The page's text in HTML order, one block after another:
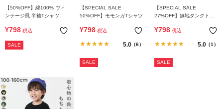
【50%OFF】綿100% ヴィ
ンテージ風 半袖Tシャツ
¥798 税込
SALE
【SPECIAL SALE
50%OFF】モモンガTシャツ
¥798 税込
5.0（6）
SALE
【SPECIAL SALE
27%OFF】無地タンクトッ
¥798 税込
5.0（1）
SALE